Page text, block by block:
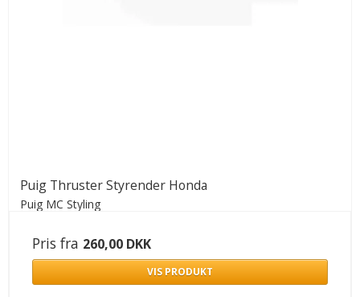
Puig Thruster Styrender Honda
Puig MC Styling
Pris fra 260,00 DKK
VIS PRODUKT